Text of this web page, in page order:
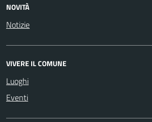
NOVITÀ
Notizie
VIVERE IL COMUNE
Luoghi
Eventi